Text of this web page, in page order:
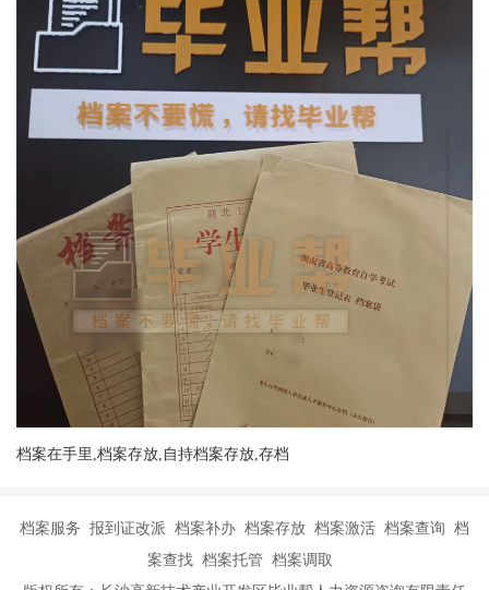
档案在手里,档案存放,自持档案存放,存档
档案服务 报到证改派 档案补办 档案存放 档案激活 档案查询 档
案查找 档案托管 档案调取